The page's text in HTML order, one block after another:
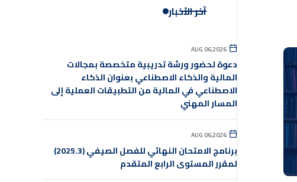
آخر الأخبار
AUG 06,2026
دعوة لحضور ورشة تدريبية متخصصة بمجالات
المالية والذكاء الاصطناعي بعنوان الذكاء
الاصطناعي في المالية من التطبيقات العملية إلى
المسار المهني
AUG 06,2026
برنامج الامتحان النهائي للفصل الصيفي (2025.3)
لمقرر المستوى الرابع المتقدم